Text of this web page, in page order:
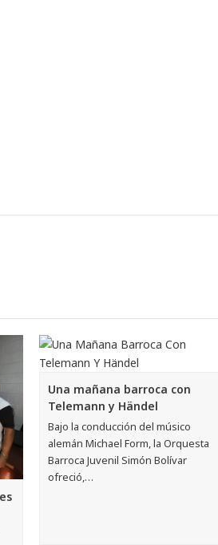
Una mañana barroca con
Telemann y Händel
Bajo la conducción del músico
alemán Michael Form, la Orquesta
Barroca Juvenil Simón Bolívar
ofreció,…